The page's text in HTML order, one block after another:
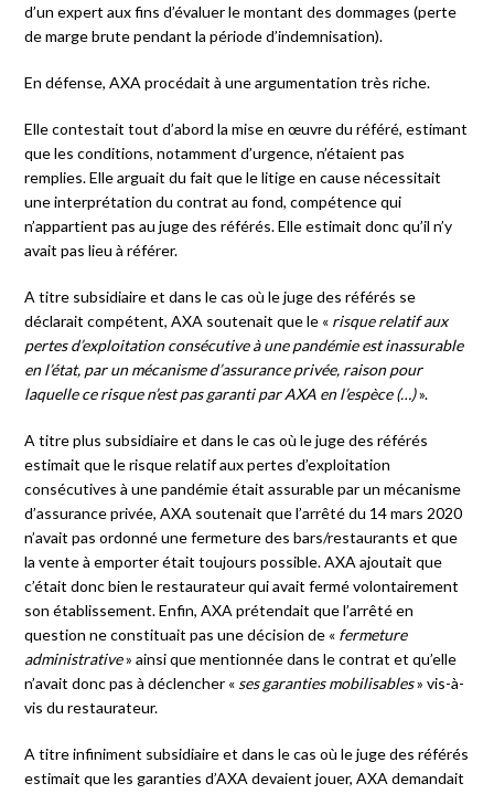
d’un expert aux fins d’évaluer le montant des dommages (perte
de marge brute pendant la période d’indemnisation).
En défense, AXA procédait à une argumentation très riche.
Elle contestait tout d’abord la mise en œuvre du référé, estimant
que les conditions, notamment d’urgence, n’étaient pas
remplies. Elle arguait du fait que le litige en cause nécessitait
une interprétation du contrat au fond, compétence qui
n’appartient pas au juge des référés. Elle estimait donc qu’il n’y
avait pas lieu à référer.
A titre subsidiaire et dans le cas où le juge des référés se
déclarait compétent, AXA soutenait que le « risque relatif aux
pertes d’exploitation consécutive à une pandémie est inassurable
en l’état, par un mécanisme d’assurance privée, raison pour
laquelle ce risque n’est pas garanti par AXA en l’espèce (…)».
A titre plus subsidiaire et dans le cas où le juge des référés
estimait que le risque relatif aux pertes d’exploitation
consécutives à une pandémie était assurable par un mécanisme
d’assurance privée, AXA soutenait que l’arrêté du 14 mars 2020
n’avait pas ordonné une fermeture des bars/restaurants et que
la vente à emporter était toujours possible. AXA ajoutait que
c’était donc bien le restaurateur qui avait fermé volontairement
son établissement. Enfin, AXA prétendait que l’arrêté en
question ne constituait pas une décision de « fermeture
administrative» ainsi que mentionnée dans le contrat et qu’elle
n’avait donc pas à déclencher « ses garanties mobilisables» vis-à-
vis du restaurateur.
A titre infiniment subsidiaire et dans le cas où le juge des référés
estimait que les garanties d’AXA devaient jouer, AXA demandait